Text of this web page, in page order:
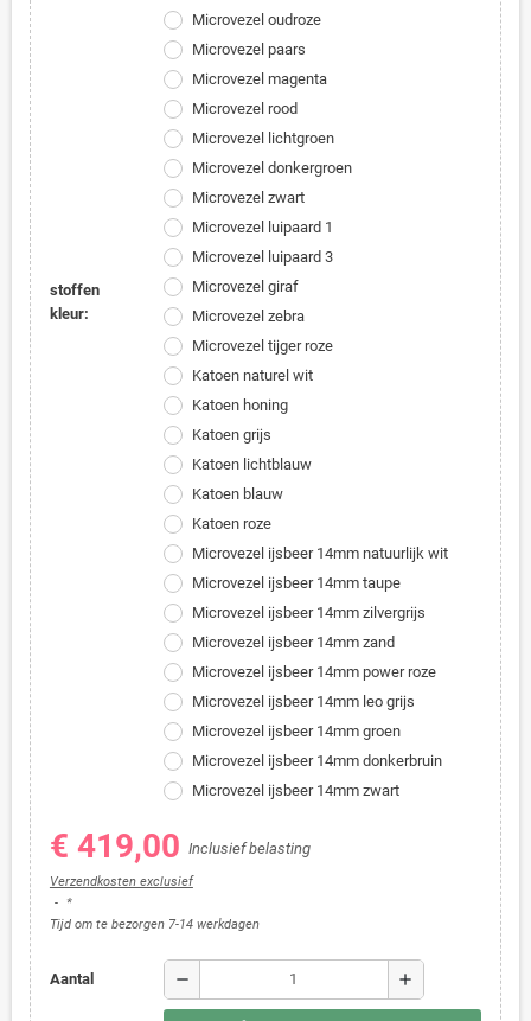
stoffen
kleur:
Microvezel oudroze
Microvezel paars
Microvezel magenta
Microvezel rood
Microvezel lichtgroen
Microvezel donkergroen
Microvezel zwart
Microvezel luipaard 1
Microvezel luipaard 3
Microvezel giraf
Microvezel zebra
Microvezel tijger roze
Katoen naturel wit
Katoen honing
Katoen grijs
Katoen lichtblauw
Katoen blauw
Katoen roze
Microvezel ijsbeer 14mm natuurlijk wit
Microvezel ijsbeer 14mm taupe
Microvezel ijsbeer 14mm zilvergrijs
Microvezel ijsbeer 14mm zand
Microvezel ijsbeer 14mm power roze
Microvezel ijsbeer 14mm leo grijs
Microvezel ijsbeer 14mm groen
Microvezel ijsbeer 14mm donkerbruin
Microvezel ijsbeer 14mm zwart
€ 419,00 Inclusief belasting
Verzendkosten exclusief
*
Tijd om te bezorgen 7-14 werkdagen
Aantal remove add